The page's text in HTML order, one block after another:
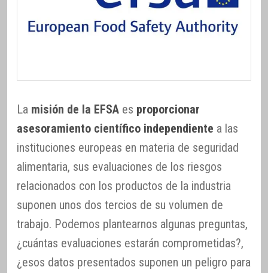
La misión de la EFSA es proporcionar
asesoramiento científico independiente a las
instituciones europeas en materia de seguridad
alimentaria, sus evaluaciones de los riesgos
relacionados con los productos de la industria
suponen unos dos tercios de su volumen de
trabajo. Podemos plantearnos algunas preguntas,
¿cuántas evaluaciones estarán comprometidas?,
¿esos datos presentados suponen un peligro para